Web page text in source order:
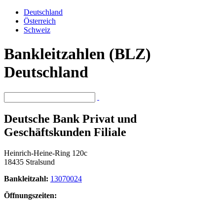
Deutschland
Österreich
Schweiz
Bankleitzahlen (BLZ)
Deutschland
Deutsche Bank Privat und
Geschäftskunden Filiale
Heinrich-Heine-Ring 120c
18435 Stralsund
Bankleitzahl: 13070024
Öffnungszeiten: